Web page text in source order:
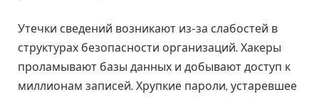
Утечки сведений возникают из-за слабостей в
структурах безопасности организаций. Хакеры
проламывают базы данных и добывают доступ к
миллионам записей. Хрупкие пароли, устаревшее